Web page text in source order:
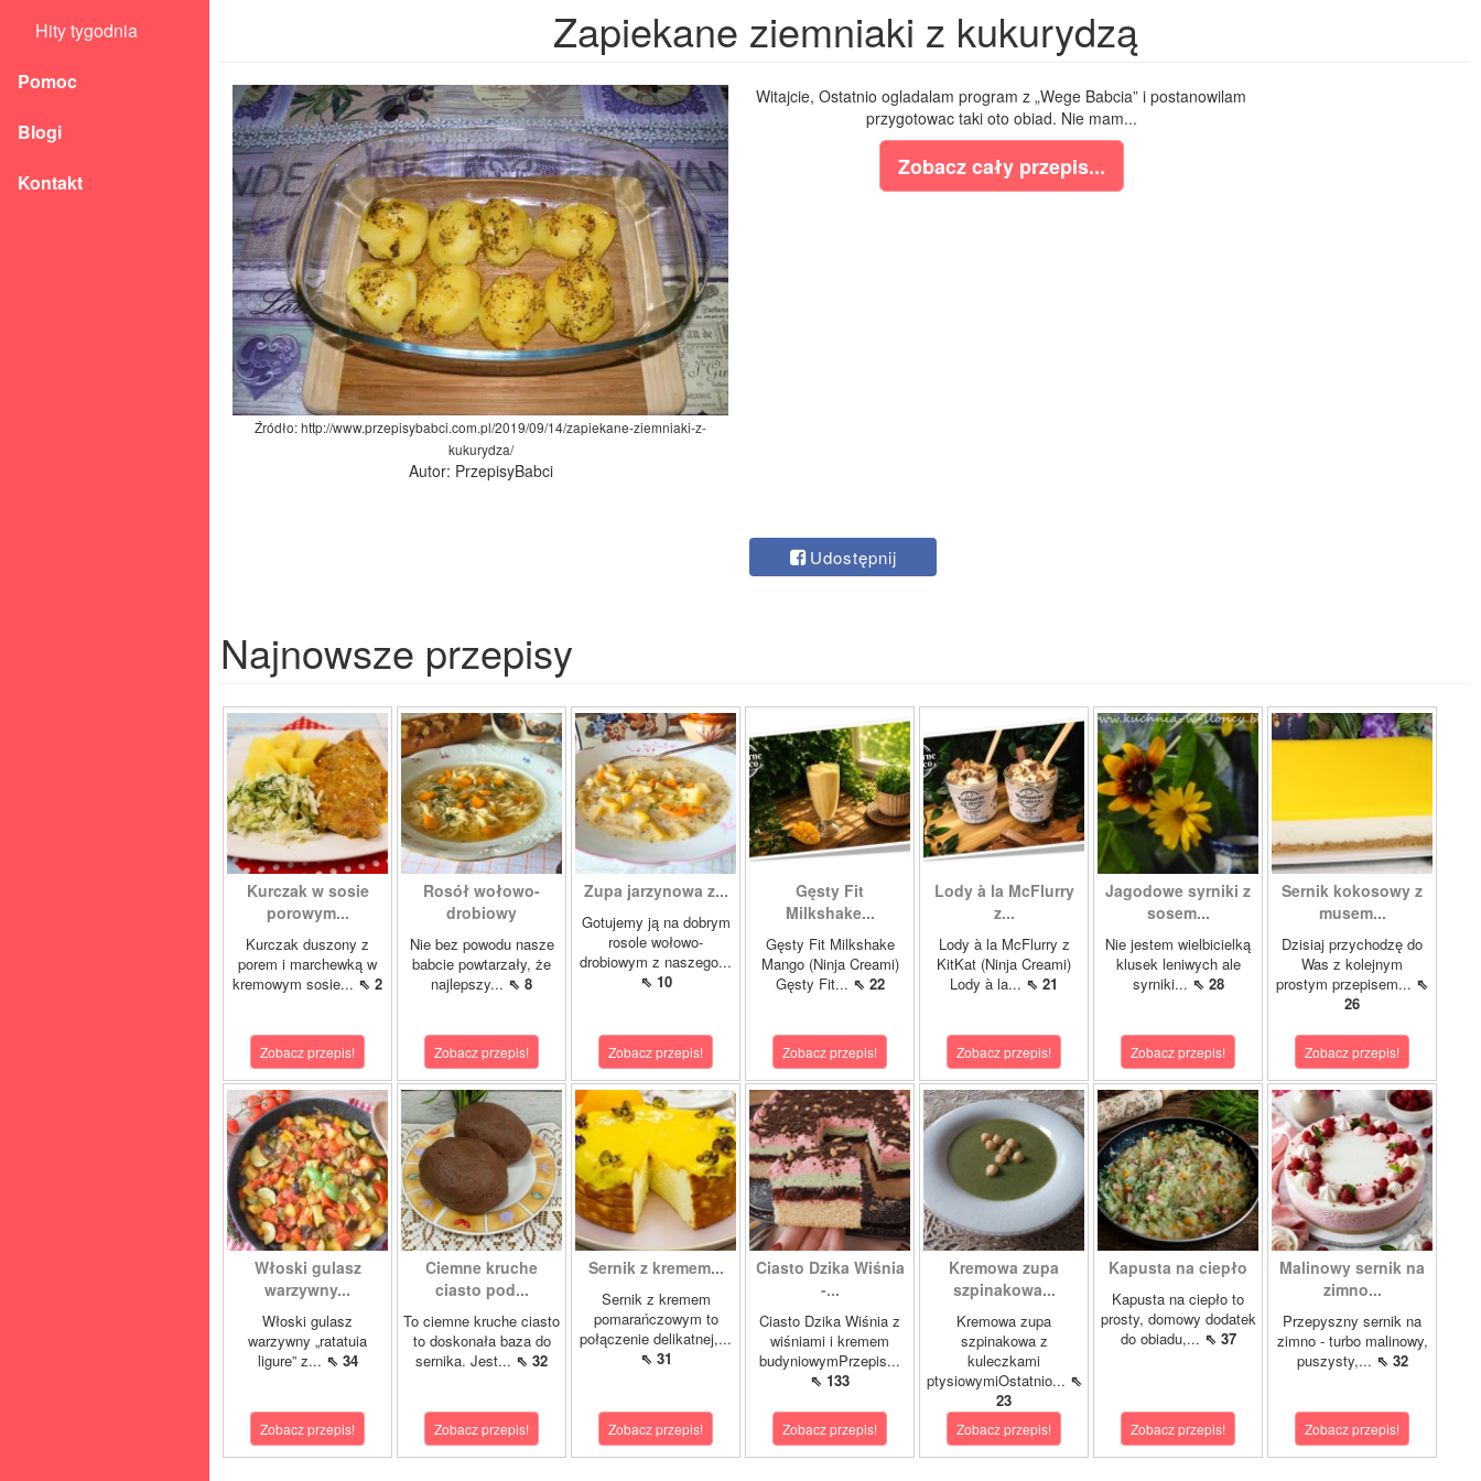
Hity tygodnia
Pomoc
Blogi
Kontakt
Zapiekane ziemniaki z kukurydzą
Źródło: http://www.przepisybabci.com.pl/2019/09/14/zapiekane-ziemniaki-z-
kukurydza/
Autor: PrzepisyBabci
Witajcie, Ostatnio ogladalam program z „Wege Babcia” i postanowilam
przygotowac taki oto obiad. Nie mam...
Zobacz cały przepis...
Udostępnij
Najnowsze przepisy
Kurczak w sosie
porowym...
Kurczak duszony z
porem i marchewką w
kremowym sosie... ⇖ 2
Zobacz przepis!
Rosół wołowo-
drobiowy
Nie bez powodu nasze
babcie powtarzały, że
najlepszy... ⇖ 8
Zobacz przepis!
Zupa jarzynowa z...
Gotujemy ją na dobrym
rosole wołowo-
drobiowym z naszego...
⇖ 10
Zobacz przepis!
Gęsty Fit
Milkshake...
Gęsty Fit Milkshake
Mango (Ninja Creami)
Gęsty Fit... ⇖ 22
Zobacz przepis!
Lody à la McFlurry
z...
Lody à la McFlurry z
KitKat (Ninja Creami)
Lody à la... ⇖ 21
Zobacz przepis!
Jagodowe syrniki z
sosem...
Nie jestem wielbicielką
klusek leniwych ale
syrniki... ⇖ 28
Zobacz przepis!
Sernik kokosowy z
musem...
Dzisiaj przychodzę do
Was z kolejnym
prostym przepisem... ⇖
26
Zobacz przepis!
Włoski gulasz
warzywny...
Włoski gulasz
warzywny „ratatuia
ligure” z... ⇖ 34
Zobacz przepis!
Ciemne kruche
ciasto pod...
To ciemne kruche ciasto
to doskonała baza do
sernika. Jest... ⇖ 32
Zobacz przepis!
Sernik z kremem...
Sernik z kremem
pomarańczowym to
połączenie delikatnej,...
⇖ 31
Zobacz przepis!
Ciasto Dzika Wiśnia
-...
Ciasto Dzika Wiśnia z
wiśniami i kremem
budyniowymPrzepis...
⇖ 133
Zobacz przepis!
Kremowa zupa
szpinakowa...
Kremowa zupa
szpinakowa z
kuleczkami
ptysiowymiOstatnio... ⇖
23
Zobacz przepis!
Kapusta na ciepło
Kapusta na ciepło to
prosty, domowy dodatek
do obiadu,... ⇖ 37
Zobacz przepis!
Malinowy sernik na
zimno...
Przepyszny sernik na
zimno - turbo malinowy,
puszysty,... ⇖ 32
Zobacz przepis!